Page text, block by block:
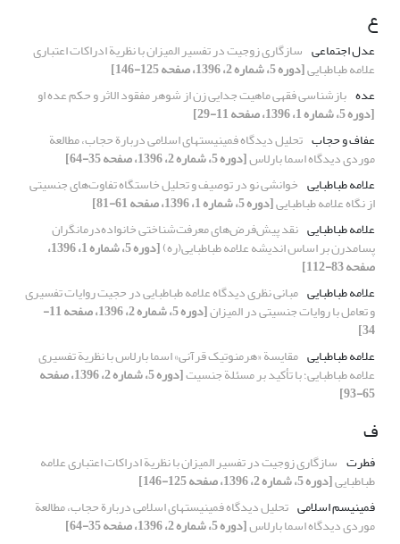
ع
عدل اجتماعی سازگاری زوجیت در تفسیر المیزان با نظریة ادراکات اعتباری
علامه طباطبایی[دوره 5، شماره 2، 1396، صفحه 125-146]
عده بازشناسی فقهی ماهیت جدایی زن از شوهر مفقود الاثر و حکم عده او
[دوره 5، شماره 1، 1396، صفحه 11-29]
عفاف و حجاب تحلیل دیدگاه فمینیستهای اسلامی دربارة حجاب، مطالعة
موردی دیدگاه اسما بارلاس[دوره 5، شماره 2، 1396، صفحه 35-64]
علامه طباطبایی خوانشی نو در توصیف و تحلیل خاستگاه تفاوت‌های جنسیتی
از نگاه علامه طباطبایی[دوره 5، شماره 1، 1396، صفحه 61-81]
علامه طباطبایی نقد پیش‌فرض‌های معرفت‌شناختی خانواده‌درمانگران
پسا‌مدرن بر اساس اندیشه علامه طباطبایی(ره) [دوره 5، شماره 1، 1396،
صفحه 83-112]
علامه طباطبایی مبانی نظری دیدگاه علامه طباطبایی در حجیت روایات تفسیری
و تعامل با روایات جنسیتی در المیزان [دوره 5، شماره 2، 1396، صفحه 11-
34]
علامه طباطبایی مقایسة «هرمنوتیک قرآنی» اسما بارلاس با نظریة تفسیری
علامه طباطبایی؛ با تأکید بر مسئلة جنسیت [دوره 5، شماره 2، 1396، صفحه
65-93]
ف
فطرت سازگاری زوجیت در تفسیر المیزان با نظریة ادراکات اعتباری علامه
طباطبایی[دوره 5، شماره 2، 1396، صفحه 125-146]
فمینیسم اسلامی تحلیل دیدگاه فمینیستهای اسلامی دربارة حجاب، مطالعة
موردی دیدگاه اسما بارلاس[دوره 5، شماره 2، 1396، صفحه 35-64]